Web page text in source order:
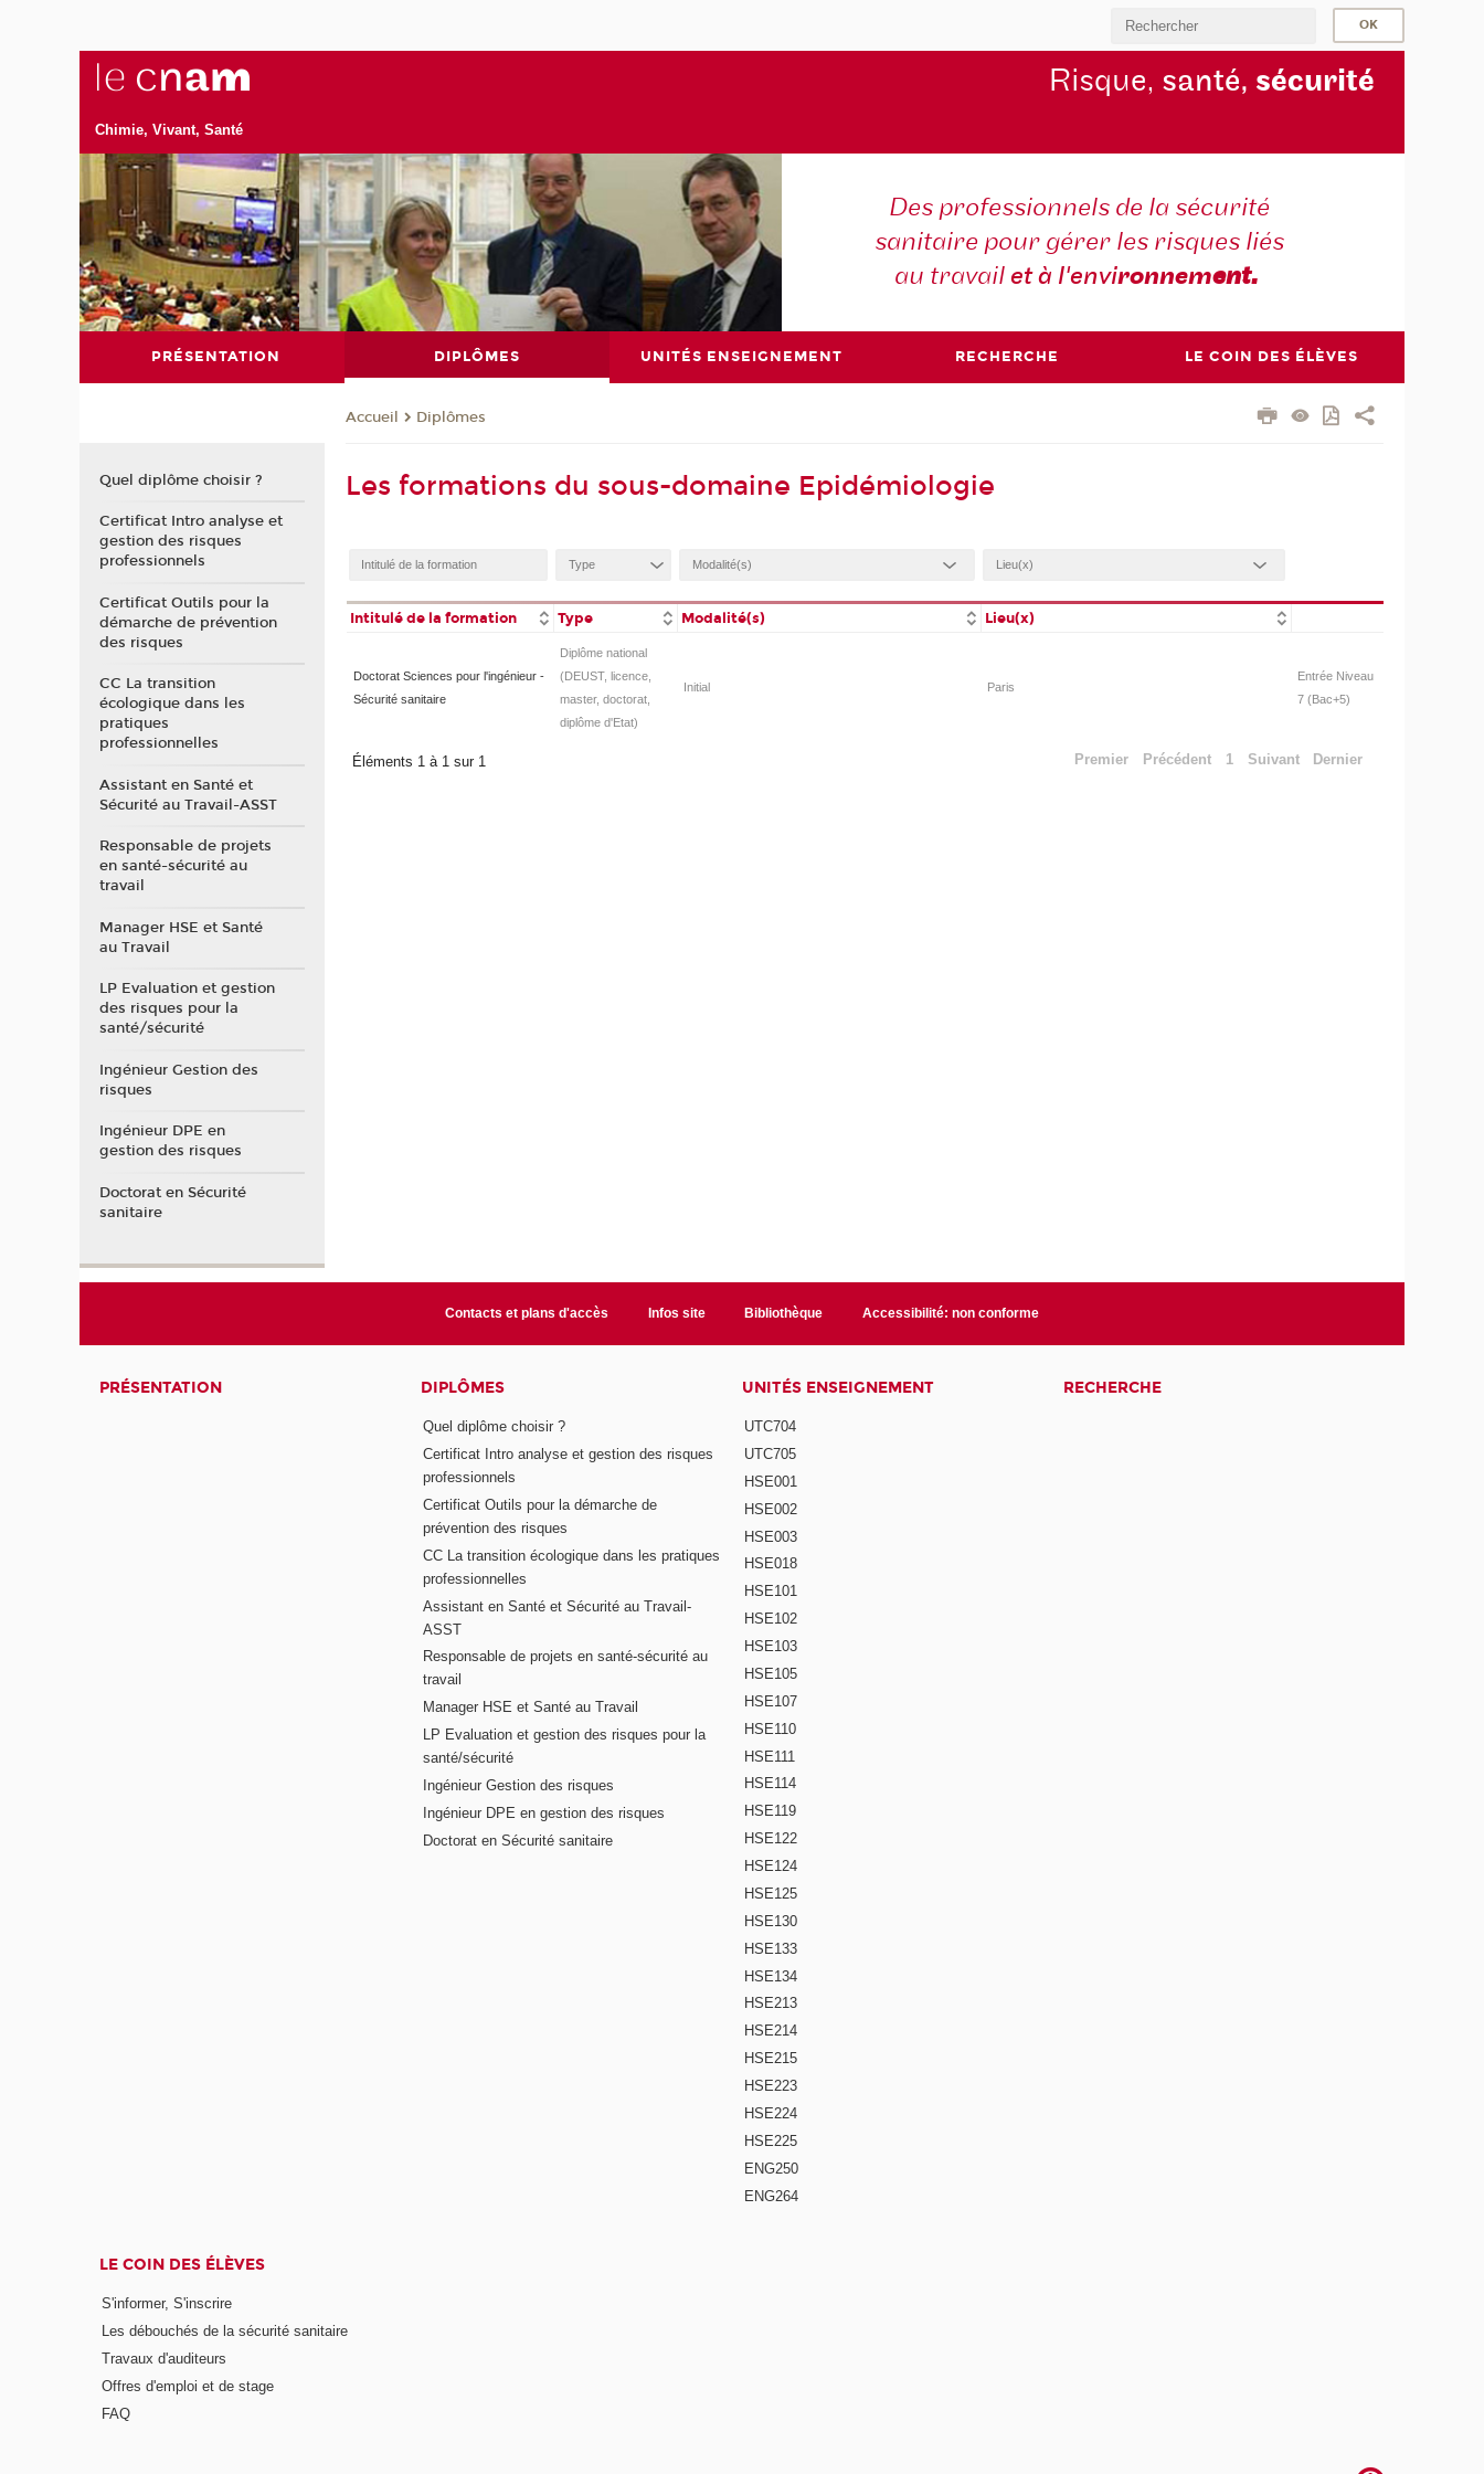
Chimie, Vivant, Santé
Risque, santé, sécurité
Des professionnels de la sécurité
sanitaire pour gérer les risques liés
au travailet à l'environnement.
PRÉSENTATION DIPLÔMES UNITÉS ENSEIGNEMENT RECHERCHE LE COIN DES ÉLÈVES
Accueil Diplômes
Les formations du sous-domaine Epidémiologie
Intitulé de la formation Type Modalité(s) Lieu(x)
Doctorat Sciences pour l'ingénieur -
Sécurité sanitaire
Diplôme national
(DEUST, licence,
master, doctorat,
diplôme d'Etat)
Initial Paris
Entrée Niveau
7 (Bac+5)
Éléments 1 à 1 sur 1 Premier Précédent 1 Suivant Dernier
Quel diplôme choisir ?
Certificat Intro analyse et
gestion des risques
professionnels
Certificat Outils pour la
démarche de prévention
des risques
CC La transition
écologique dans les
pratiques
professionnelles
Assistant en Santé et
Sécurité au Travail-ASST
Responsable de projets
en santé-sécurité au
travail
Manager HSE et Santé
au Travail
LP Evaluation et gestion
des risques pour la
santé/sécurité
Ingénieur Gestion des
risques
Ingénieur DPE en
gestion des risques
Doctorat en Sécurité
sanitaire
Contacts et plans d'accès Infos site Bibliothèque Accessibilité: non conforme
PRÉSENTATION DIPLÔMES
Quel diplôme choisir ?
Certificat Intro analyse et gestion des risques
professionnels
Certificat Outils pour la démarche de
prévention des risques
CC La transition écologique dans les pratiques
professionnelles
Assistant en Santé et Sécurité au Travail-
ASST
Responsable de projets en santé-sécurité au
travail
Manager HSE et Santé au Travail
LP Evaluation et gestion des risques pour la
santé/sécurité
Ingénieur Gestion des risques
Ingénieur DPE en gestion des risques
Doctorat en Sécurité sanitaire
UNITÉS ENSEIGNEMENT
UTC704
UTC705
HSE001
HSE002
HSE003
HSE018
HSE101
HSE102
HSE103
HSE105
HSE107
HSE110
HSE111
HSE114
HSE119
HSE122
HSE124
HSE125
HSE130
HSE133
HSE134
HSE213
HSE214
HSE215
HSE223
HSE224
HSE225
ENG250
ENG264
RECHERCHE
LE COIN DES ÉLÈVES
S'informer, S'inscrire
Les débouchés de la sécurité sanitaire
Travaux d'auditeurs
Offres d'emploi et de stage
FAQ